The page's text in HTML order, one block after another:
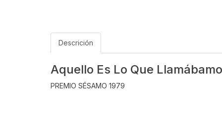
Descrición
Aquello Es Lo Que
PREMIO SÉSAMO 1979